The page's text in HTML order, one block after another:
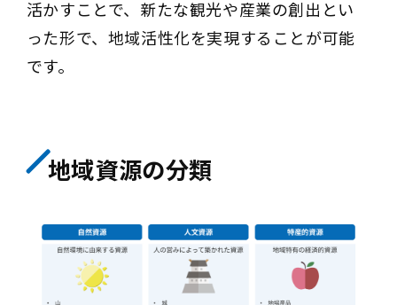
活かすことで、新たな観光や産業の創出とい
った形で、地域活性化を実現することが可能
です。
地域資源の分類